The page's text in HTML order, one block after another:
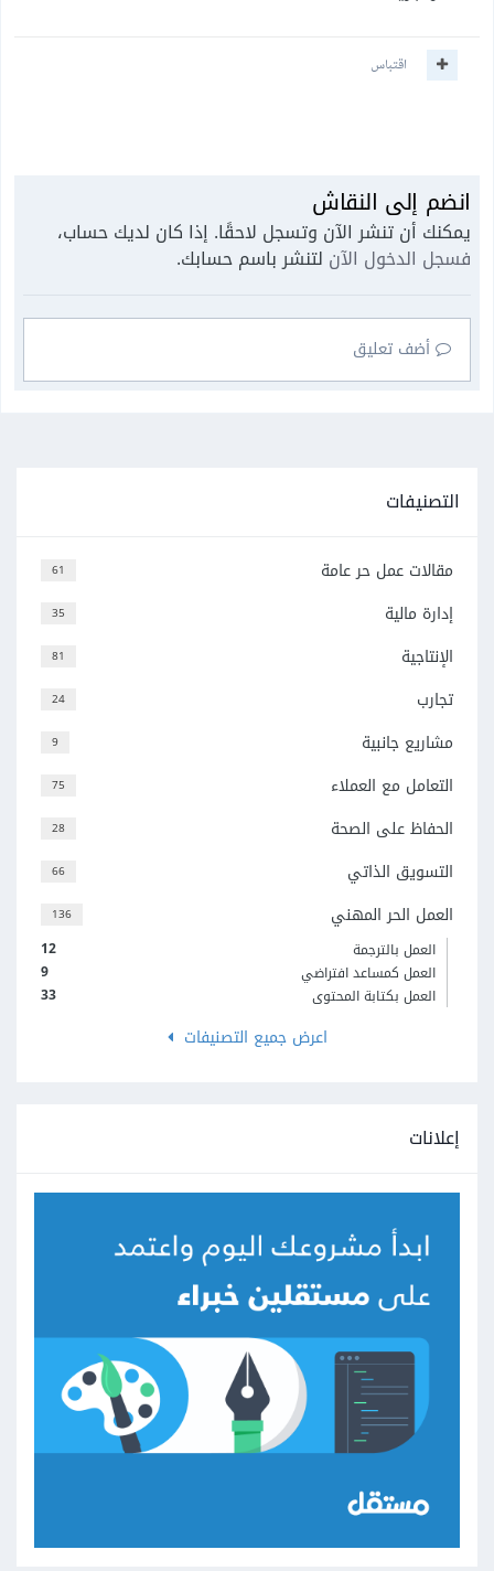
اقتباس
انضم إلى النقاش
يمكنك أن تنشر الآن وتسجل لاحقًا. إذا كان لديك حساب،
فسجل الدخول الآن لتنشر باسم حسابك.
أضف تعليق
التصنيفات
61 مقالات عمل حر عامة
35 إدارة مالية
81 الإنتاجية
24 تجارب
9 مشاريع جانبية
75 التعامل مع العملاء
28 الحفاظ على الصحة
66 التسويق الذاتي
136 العمل الحر المهني
12
العمل بالترجمة
9
العمل كمساعد افتراضي
33
العمل بكتابة المحتوى
اعرض جميع التصنيفات
إعلانات